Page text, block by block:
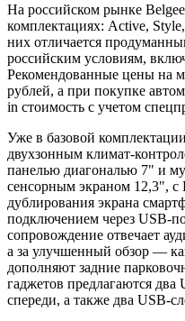
На российском рынке
комплектациях: Active,
них отличается
российским условиям,
Рекомендованные цены на
рублей, а при покупке
in стоимость с учетом
Уже в базовой
двухзонным климат-
панелью диагональю 7" и
сенсорным экраном 12,3",
дублирования экрана
подключением через USB-
сопровождение отвечает
а за улучшенный обзор —
дополняют задние
гаджетов предлагаются два
спереди, а также два USB-